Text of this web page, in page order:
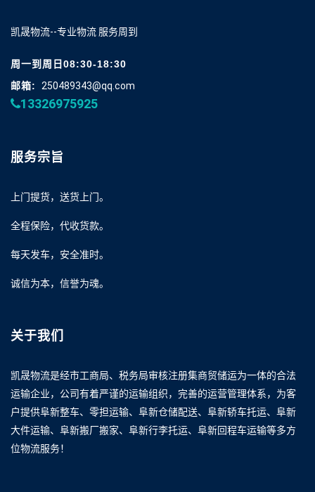
凯晟物流--专业物流 服务周到
周一到周日08:30-18:30
邮箱:
250489343@qq.com
13326975925
服务宗旨
上门提货，送货上门。
全程保险，代收货款。
每天发车，安全准时。
诚信为本，信誉为魂。
关于我们
凯晟物流是经市工商局、税务局审核注册集商贸储运为一体的合法
运输企业，公司有着严谨的运输组织，完善的运营管理体系，为客
户提供阜新整车、零担运输、阜新仓储配送、阜新轿车托运、阜新
大件运输、阜新搬厂搬家、阜新行李托运、阜新回程车运输等多方
位物流服务！